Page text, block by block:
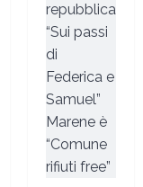
repubblica
“Sui passi
di
Federica e
Samuel”
Marene è
“Comune
rifiuti free”